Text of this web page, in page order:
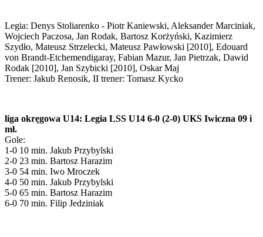
Legia: Denys Stoliarenko - Piotr Kaniewski, Aleksander Marciniak,
Wojciech Paczosa, Jan Rodak, Bartosz Korżyński, Kazimierz
Szydło, Mateusz Strzelecki, Mateusz Pawłowski [2010], Edouard
von Brandt-Etchemendigaray, Fabian Mazur, Jan Pietrzak, Dawid
Rodak [2010], Jan Szybicki [2010], Oskar Maj
Trener: Jakub Renosik, II trener: Tomasz Kycko
liga okręgowa U14: Legia LSS U14 6-0 (2-0) UKS Iwiczna 09 i
mł.
Gole:
1-0 10 min. Jakub Przybylski
2-0 23 min. Bartosz Harazim
3-0 54 min. Iwo Mroczek
4-0 50 min. Jakub Przybylski
5-0 65 min. Bartosz Harazim
6-0 70 min. Filip Jedziniak